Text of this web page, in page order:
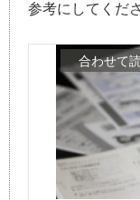
参考にしてくだ